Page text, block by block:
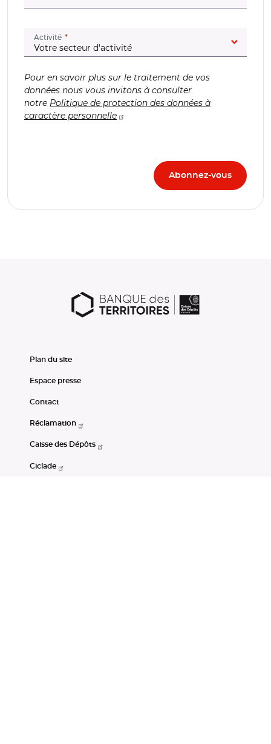
Activité (champ obligatoire)
Pour en savoir plus sur le traitement de vos
données nous vous invitons à consulter
notre Politique de protection des données à
caractère personnelle
Plan du site
Espace presse
Contact
Réclamation
Caisse des Dépôts
Ciclade